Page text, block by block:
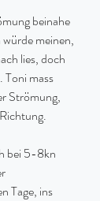
beinahe
meinen,
lies, doch
mass
Strömung,
bei 5-8kn
Tage, ins